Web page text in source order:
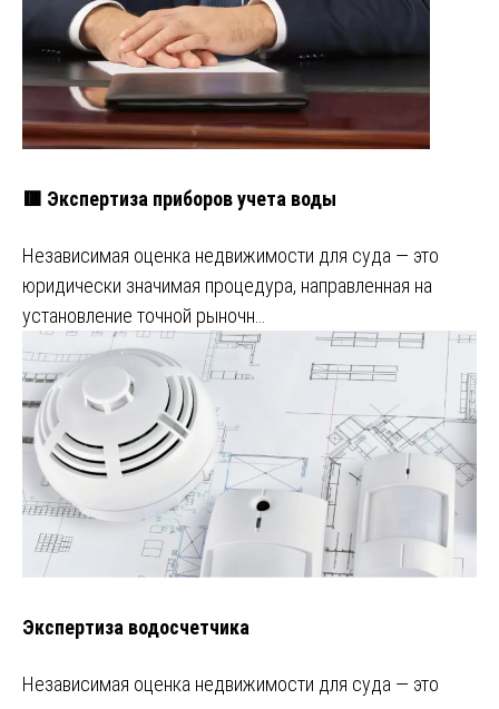
🟥 Экспертиза приборов учета воды
Независимая оценка недвижимости для суда — это
юридически значимая процедура, направленная на
установление точной рыночн…
Экспертиза водосчетчика
Независимая оценка недвижимости для суда — это